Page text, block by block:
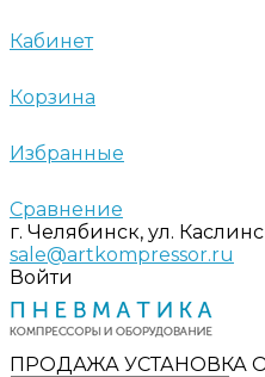
Кабинет
Корзина
Избранные
Сравнение
г. Челябинск, ул.
sale@artkompressor.ru
Войти
ПРОДАЖА УСТАНОВКА